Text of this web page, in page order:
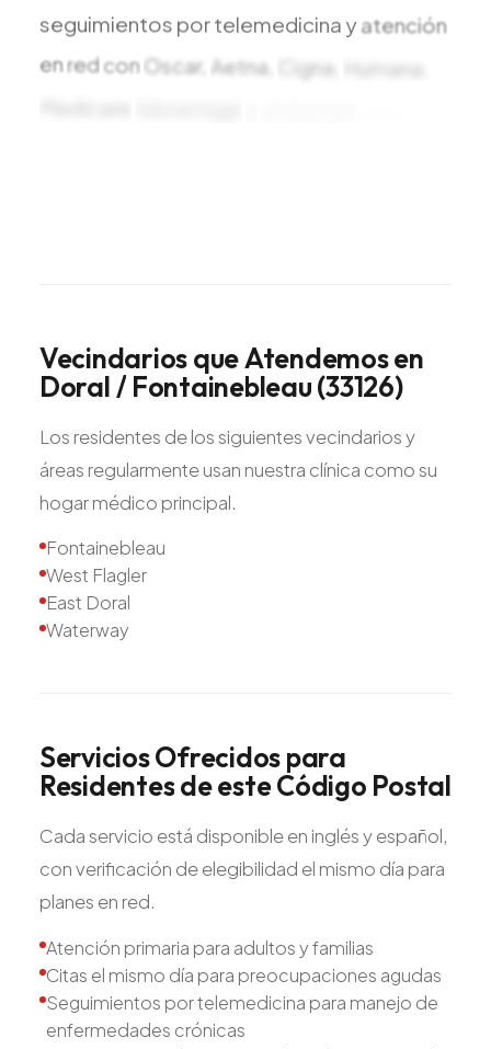
seguimientos portelemedicina yatención
enredconOscar, Aetna, Cigna,
Humana,
VecindariosqueAtendemosen
Doral/ Fontainebleau(33126)
Los residentes de los siguientes vecindarios y
áreas regularmente usan nuestra clínica como su
hogar médico principal.
Fontainebleau
West Flagler
East Doral
Waterway
ServiciosOfrecidospara
ResidentesdeesteCódigo Postal
Cada servicio está disponible en inglés y español,
con verificación de elegibilidad el mismo día para
planes en red.
Atención primaria para adultos y familias
Citas el mismo día para preocupaciones agudas
Seguimientos por telemedicina para manejo de
enfermedades crónicas